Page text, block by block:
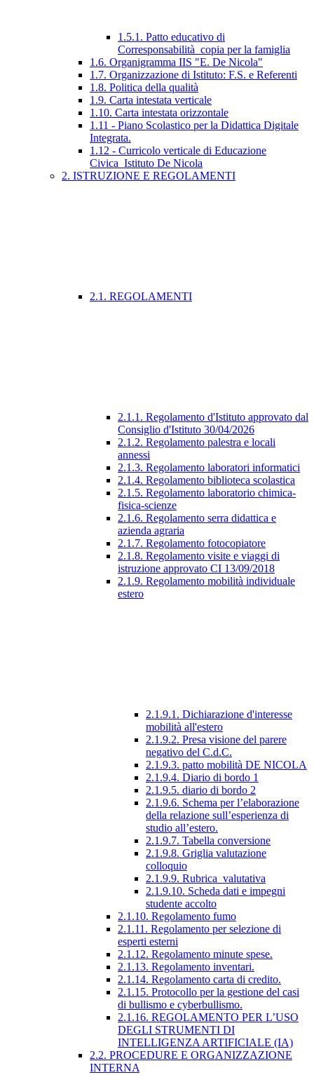
1.5.1. Patto educativo di
Corresponsabilità_copia per la famiglia
1.6. Organigramma IIS "E. De Nicola"
1.7. Organizzazione di Istituto: F.S. e Referenti
1.8. Politica della qualità
1.9. Carta intestata verticale
1.10. Carta intestata orizzontale
1.11 - Piano Scolastico per la Didattica Digitale
Integrata.
1.12 - Curricolo verticale di Educazione
Civica_Istituto De Nicola
2. ISTRUZIONE E REGOLAMENTI
2.1. REGOLAMENTI
2.1.1. Regolamento d'Istituto approvato dal
Consiglio d'Istituto 30/04/2026
2.1.2. Regolamento palestra e locali
annessi
2.1.3. Regolamento laboratori informatici
2.1.4. Regolamento biblioteca scolastica
2.1.5. Regolamento laboratorio chimica-
fisica-scienze
2.1.6. Regolamento serra didattica e
azienda agraria
2.1.7. Regolamento fotocopiatore
2.1.8. Regolamento visite e viaggi di
istruzione approvato CI 13/09/2018
2.1.9. Regolamento mobilità individuale
estero
2.1.9.1. Dichiarazione d'interesse
mobilità all'estero
2.1.9.2. Presa visione del parere
negativo del C.d.C.
2.1.9.3. patto mobilità DE NICOLA
2.1.9.4. Diario di bordo 1
2.1.9.5. diario di bordo 2
2.1.9.6. Schema per l’elaborazione
della relazione sull’esperienza di
studio all’estero.
2.1.9.7. Tabella conversione
2.1.9.8. Griglia valutazione
colloquio
2.1.9.9. Rubrica_valutativa
2.1.9.10. Scheda dati e impegni
studente accolto
2.1.10. Regolamento fumo
2.1.11. Regolamento per selezione di
esperti esterni
2.1.12. Regolamento minute spese.
2.1.13. Regolamento inventari.
2.1.14. Regolamento carta di credito.
2.1.15. Protocollo per la gestione del casi
di bullismo e cyberbullismo.
2.1.16. REGOLAMENTO PER L’USO
DEGLI STRUMENTI DI
INTELLIGENZA ARTIFICIALE (IA)
2.2. PROCEDURE E ORGANIZZAZIONE
INTERNA